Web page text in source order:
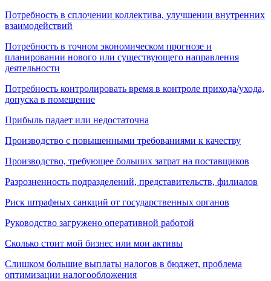
Потребность в сплочении коллектива, улучшении внутренних
взаимодействий
Потребность в точном экономическом прогнозе и
планировании нового или существующего направления
деятельности
Потребность контролировать время в контроле прихода/ухода,
допуска в помещение
Прибыль падает или недостаточна
Производство с повышенными требованиями к качеству
Производство, требующее больших затрат на поставщиков
Разрозненность подразделений, представительств, филиалов
Риск штрафных санкций от государственных органов
Руководство загружено оперативной работой
Сколько стоит мой бизнес или мои активы
Слишком большие выплаты налогов в бюджет, проблема
оптимизации налогообложения